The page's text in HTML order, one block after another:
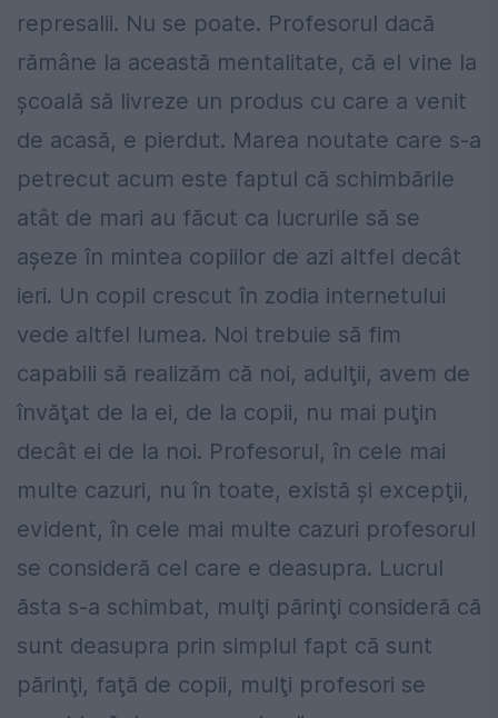
represalii. Nu se poate. Profesorul dacă
rămâne la această mentalitate, că el vine la
şcoală să livreze un produs cu care a venit
de acasă, e pierdut. Marea noutate care s-a
petrecut acum este faptul că schimbările
atât de mari au făcut ca lucrurile să se
aşeze în mintea copiilor de azi altfel decât
ieri. Un copil crescut în zodia internetului
vede altfel lumea. Noi trebuie să fim
capabili să realizăm că noi, adulţii, avem de
învăţat de la ei, de la copii, nu mai puţin
decât ei de la noi. Profesorul, în cele mai
multe cazuri, nu în toate, există şi excepţii,
evident, în cele mai multe cazuri profesorul
se consideră cel care e deasupra. Lucrul
ăsta s-a schimbat, mulţi părinţi consideră că
sunt deasupra prin simplul fapt că sunt
părinţi, faţă de copii, mulţi profesori se